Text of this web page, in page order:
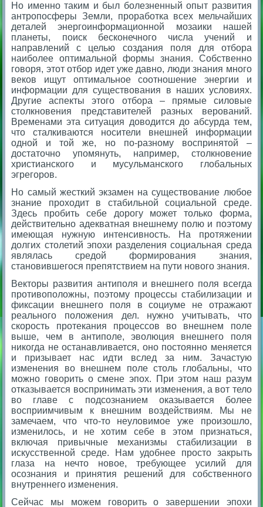
Но именно таким и был болезненный опыт развития
антропосферы Земли, проработка всех мельчайших
деталей энергоинформационной мозаики нашей
планеты, поиск бесконечного числа учений и
направлений с целью создания поля для отбора
наиболее оптимальной формы знания. Собственно
говоря, этот отбор идет уже давно, люди знания много
веков ищут оптимальное соотношение энергии и
информации для существования в наших условиях.
Другие аспекты этого отбора – прямые силовые
столкновения представителей разных верований.
Временами эта ситуация доводится до абсурда тем,
что сталкиваются носители внешней информации
одной и той же, но по-разному воспринятой –
достаточно упомянуть, например, столкновение
христианского и мусульманского глобальных
эгрегоров.
Но самый жесткий экзамен на существование любое
знание проходит в стабильной социальной среде.
Здесь пробить себе дорогу может только форма,
действительно адекватная внешнему полю и поэтому
имеющая нужную интенсивность. На протяжении
долгих столетий эпохи разделения социальная среда
являлась средой формирования знания,
становившегося препятствием на пути нового знания.
Векторы развития антиполя и внешнего поля всегда
противоположны, поэтому процессы стабилизации и
фиксации внешнего поля в социуме не отражают
реального положения дел. нужно учитывать, что
скорость протекания процессов во внешнем поле
выше, чем в антиполе, эволюция внешнего поля
никогда не останавливается, оно постоянно меняется
и призывает нас идти вслед за ним. Зачастую
изменения во внешнем поле столь глобальны, что
можно говорить о смене эпох. При этом наш разум
отказывается воспринимать эти изменения, а вот тело
во главе с подсознанием оказывается более
восприимчивым к внешним воздействиям. Мы не
замечаем, что что-то неуловимое уже произошло,
изменилось, и не хотим себе в этом признаться,
включая привычные механизмы стабилизации в
искусственной среде. Нам удобнее просто закрыть
глаза на нечто новое, требующее усилий для
осознания и принятия решений для собственного
внутреннего изменения.
Сейчас мы можем говорить о завершении эпохи